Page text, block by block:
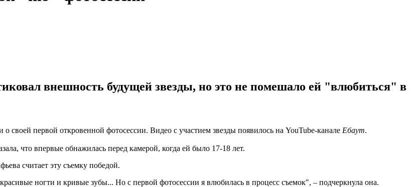
внешность будущей звезды, но это не помешало ей "влюбиться" в
первой откровенной фотосессии. Видео с участием звезды появилось на YouTube-канале Ебаут.
что впервые обнажилась перед камерой, когда ей было 17-18 лет.
считает эту съемку победой.
ногти и кривые зубы... Но с первой фотосессии я влюбилась в процесс съемок", – подчеркнула она.